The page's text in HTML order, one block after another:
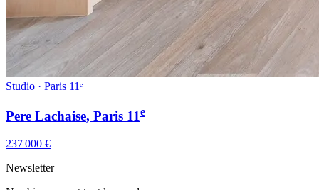
Studio · Paris 11ᵉ
Pere Lachaise, Paris 11e
237 000 €
Newsletter